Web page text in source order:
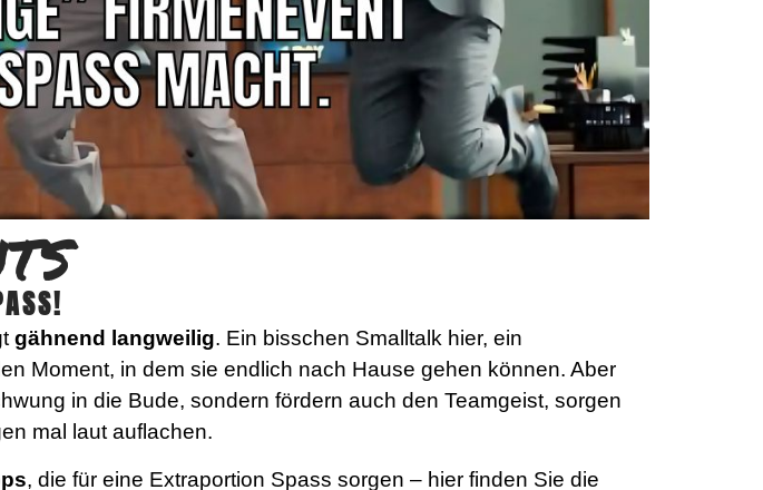
gähnend langweilig. Ein bisschen Smalltalk hier, ein
Moment, in dem sie endlich nach Hause gehen können. Aber
in die Bude, sondern fördern auch den Teamgeist, sorgen
mal laut auflachen.
, die für eine Extraportion Spass sorgen – hier finden Sie die